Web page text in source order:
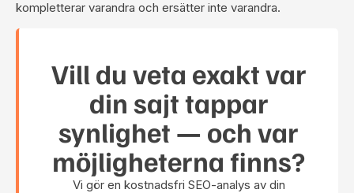
kompletterar varandra och ersätter inte varandra.
Vill du veta exakt var
din sajt tappar
synlighet — och var
möjligheterna finns?
Vi gör en kostnadsfri SEO-analys av din